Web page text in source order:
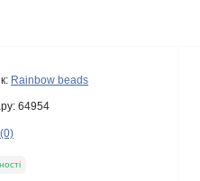
Rainbow beads
64954
(0)